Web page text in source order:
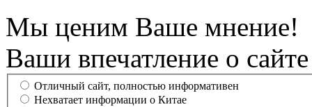
Мы ценим Ваше мнение!
Ваши впечатление о сайте
Отличный сайт, полностью информативен
Нехватает информации о Китае